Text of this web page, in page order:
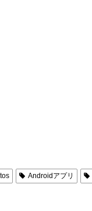
Androidアプリ